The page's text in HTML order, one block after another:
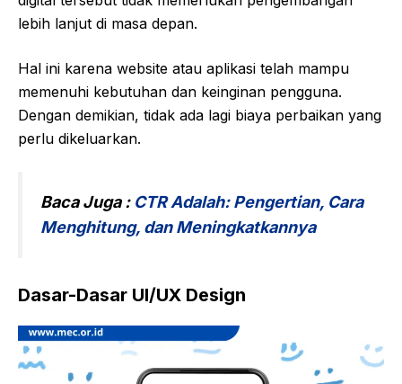
lebih lanjut di masa depan.
Hal ini karena website atau aplikasi telah mampu
memenuhi kebutuhan dan keinginan pengguna.
Dengan demikian, tidak ada lagi biaya perbaikan yang
perlu dikeluarkan.
Baca Juga : CTR Adalah: Pengertian, Cara
Menghitung, dan Meningkatkannya
Dasar-Dasar UI/UX Design